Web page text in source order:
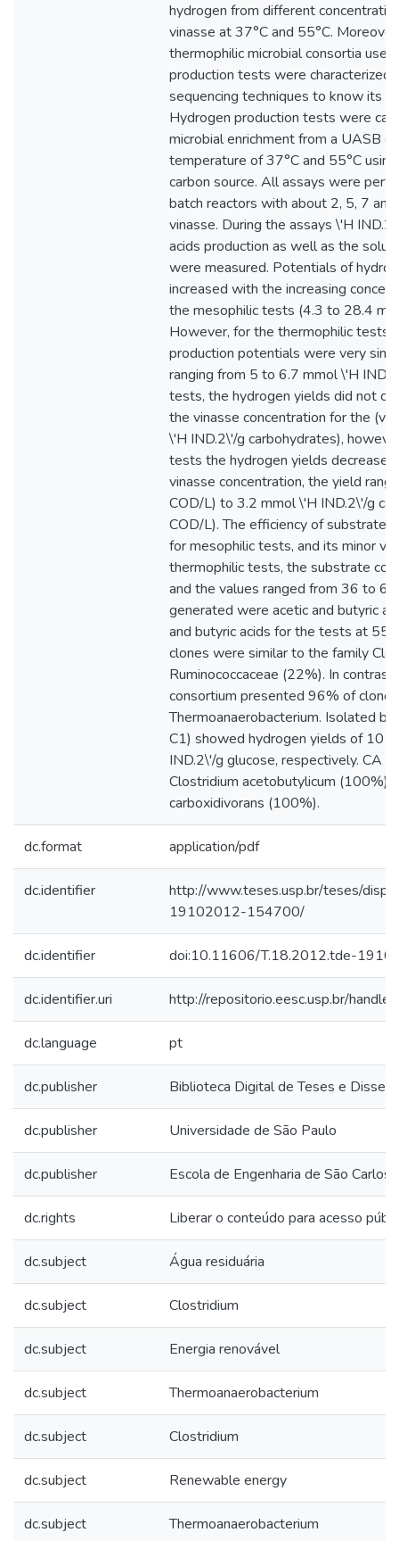
hydrogen from different
vinasse at 37°C and 55°C.
thermophilic microbial consortia
production tests were characterized
sequencing techniques to know its
Hydrogen production tests were
microbial enrichment from a UASB
temperature of 37°C and 55°C
carbon source. All assays were
batch reactors with about 2, 5, 7
vinasse. During the assays \'H
acids production as well as the
were measured. Potentials of
increased with the increasing
the mesophilic tests (4.3 to 28.4
However, for the thermophilic tests,
production potentials were very
ranging from 5 to 6.7 mmol \'H
tests, the hydrogen yields did not
the vinasse concentration for the
\'H IND.2\'/g carbohydrates),
tests the hydrogen yields
vinasse concentration, the yield
COD/L) to 3.2 mmol \'H IND.2\'/g
COD/L). The efficiency of substrate
for mesophilic tests, and its minor
thermophilic tests, the substrate
and the values ranged from 36 to
generated were acetic and butyric
and butyric acids for the tests at
clones were similar to the family
Ruminococcaceae (22%). In
consortium presented 96% of
Thermoanaerobacterium. Isolated
C1) showed hydrogen yields of 10
IND.2\'/g glucose, respectively. CA
Clostridium acetobutylicum (100%)
carboxidivorans (100%).
dc.format application/pdf
dc.identifier
http://www.teses.usp.br/teses/
19102012-154700/
dc.identifier doi:10.11606/T.18.2012.tde-
dc.identifier.uri http://repositorio.eesc.usp.br/
dc.language pt
dc.publisher Biblioteca Digital de Teses e
dc.publisher Universidade de São Paulo
dc.publisher Escola de Engenharia de São Carlos
dc.rights Liberar o conteúdo para acesso
dc.subject Água residuária
dc.subject Clostridium
dc.subject Energia renovável
dc.subject Thermoanaerobacterium
dc.subject Clostridium
dc.subject Renewable energy
dc.subject Thermoanaerobacterium